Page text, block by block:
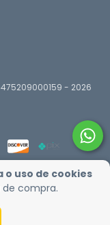
o uso de cookies
de compra.
- 2026